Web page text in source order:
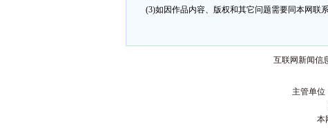
(3)如因作品内容、版权和其它问题需要同本网联
互联网新闻信
主管单位
本